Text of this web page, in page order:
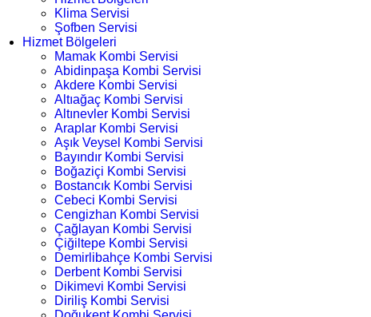
Klima Servisi
Şofben Servisi
Hizmet Bölgeleri
Mamak Kombi Servisi
Abidinpaşa Kombi Servisi
Akdere Kombi Servisi
Altıağaç Kombi Servisi
Altınevler Kombi Servisi
Araplar Kombi Servisi
Aşık Veysel Kombi Servisi
Bayındır Kombi Servisi
Boğaziçi Kombi Servisi
Bostancık Kombi Servisi
Cebeci Kombi Servisi
Cengizhan Kombi Servisi
Çağlayan Kombi Servisi
Çiğiltepe Kombi Servisi
Demirlibahçe Kombi Servisi
Derbent Kombi Servisi
Dikimevi Kombi Servisi
Diriliş Kombi Servisi